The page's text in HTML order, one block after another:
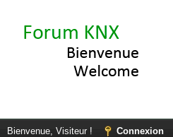
Bienvenue, Visiteur ! Connexion